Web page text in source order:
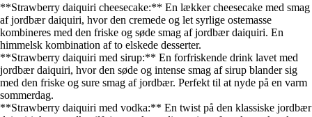
**Strawberry daiquiri cheesecake:** En lækker cheesecake med smag
af jordbær daiquiri, hvor den cremede og let syrlige ostemasse
kombineres med den friske og søde smag af jordbær daiquiri. En
himmelsk kombination af to elskede desserter.
**Strawberry daiquiri med sirup:** En forfriskende drink lavet med
jordbær daiquiri, hvor den søde og intense smag af sirup blander sig
med den friske og sure smag af jordbær. Perfekt til at nyde på en varm
sommerdag.
**Strawberry daiquiri med vodka:** En twist på den klassiske jordbær